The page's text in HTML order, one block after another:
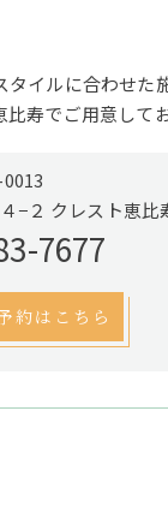
イルに合わせ
寿でご用意してお
−２ クレスト恵比
7677
約はこちら